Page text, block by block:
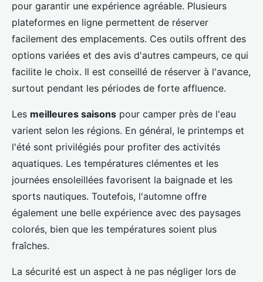
pour garantir une expérience agréable. Plusieurs
plateformes en ligne permettent de réserver
facilement des emplacements. Ces outils offrent des
options variées et des avis d'autres campeurs, ce qui
facilite le choix. Il est conseillé de réserver à l'avance,
surtout pendant les périodes de forte affluence.
Les meilleures saisons pour camper près de l'eau
varient selon les régions. En général, le printemps et
l'été sont privilégiés pour profiter des activités
aquatiques. Les températures clémentes et les
journées ensoleillées favorisent la baignade et les
sports nautiques. Toutefois, l'automne offre
également une belle expérience avec des paysages
colorés, bien que les températures soient plus
fraîches.
La sécurité est un aspect à ne pas négliger lors de